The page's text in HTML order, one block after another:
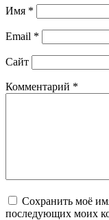
Имя *
Email *
Сайт
Комментарий *
Сохранить моё
последующих моих